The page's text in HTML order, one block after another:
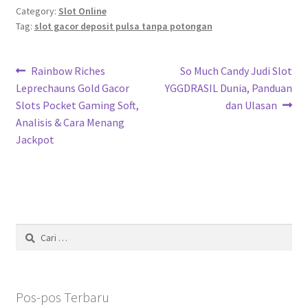
Category: Slot Online
Tag: slot gacor deposit pulsa tanpa potongan
Navigasi
pos
Previous
post:
Rainbow Riches
Leprechauns Gold Gacor
Slots Pocket Gaming Soft,
Analisis & Cara Menang
Jackpot
Next
post:
So Much Candy Judi Slot
YGGDRASIL Dunia, Panduan
dan Ulasan
Cari
untuk:
Pos-pos Terbaru